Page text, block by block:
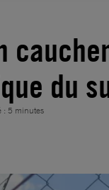
du
: 5 minutes